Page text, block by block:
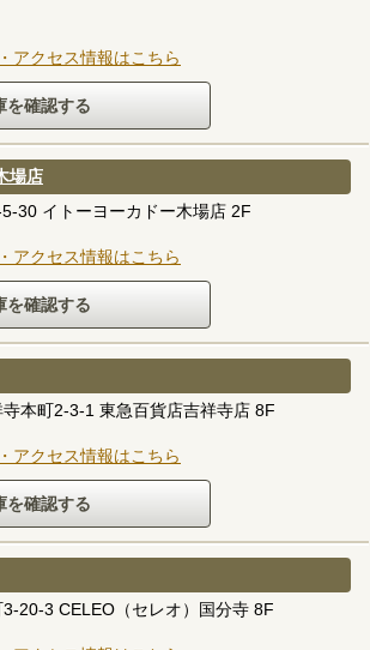
アクセス情報はこちら
場店
30 イトーヨーカドー木場店 2F
アクセス情報はこちら
本町2-3-1 東急百貨店吉祥寺店 8F
アクセス情報はこちら
20-3 CELEO（セレオ）国分寺 8F